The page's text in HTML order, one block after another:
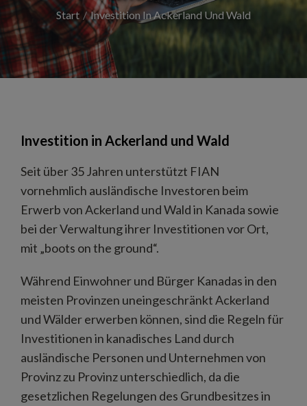
Start Investition In Ackerland Und Wald
Investition in Ackerland und Wald
Seit über 35 Jahren unterstützt FIAN
vornehmlich ausländische Investoren beim
Erwerb von Ackerland und Wald in Kanada sowie
bei der Verwaltung ihrer Investitionen vor Ort,
mit „boots on the ground“.
Während Einwohner und Bürger Kanadas in den
meisten Provinzen uneingeschränkt Ackerland
und Wälder erwerben können, sind die Regeln für
Investitionen in kanadisches Land durch
ausländische Personen und Unternehmen von
Provinz zu Provinz unterschiedlich, da die
gesetzlichen Regelungen des Grundbesitzes in